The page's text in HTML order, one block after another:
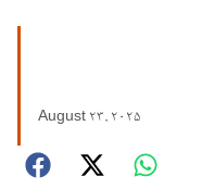
August 23, 2025